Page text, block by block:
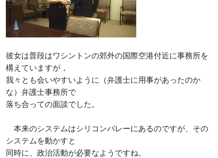
彼女は普段はワシントンの郊外の国際空港付近に事務所を
構えていますが，
我々とも会いやすいように（弁護士に用事があったのか
な）弁護士事務所で
落ち合っての面談でした。
本来のシステムはシリコンバレーにあるのですが、その
システムを動かすと
同時に、政治活動が必要なようですね。